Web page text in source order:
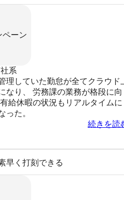
ペーン
系
理していた勤怠が全てクラウド
なり、 労務課の業務が格段に向
給休暇の状況もリアルタイムに
った。
続きを読
早く打刻できる